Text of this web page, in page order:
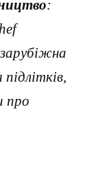
:
про